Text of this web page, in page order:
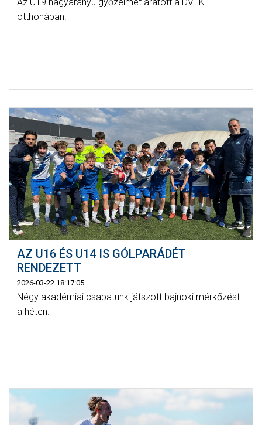
otthonában.
AZ U16 ÉS U14 IS GÓLPARÁDÉT
RENDEZETT
2026-03-22 18:17:05
Négy akadémiai csapatunk játszott bajnoki mérkőzést
a héten.